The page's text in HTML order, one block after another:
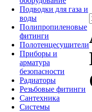
Подводки для газа и
воды
Полипропиленовые
фитинги
Полотенцесушители
Приборы и
арматура
безопасности
Радиаторы
Резьбовые фитинги
Сантехника
Системы